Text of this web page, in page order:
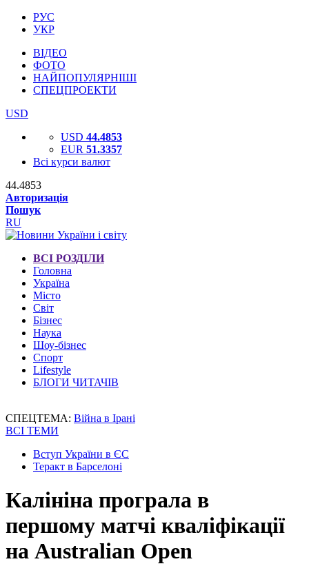
РУС
УКР
ВІДЕО
ФОТО
НАЙПОПУЛЯРНІШІ
СПЕЦПРОЕКТИ
USD
USD 44.4853
EUR 51.3357
Всі курси валют
44.4853
Авторизація
Пошук
RU
ВСІ РОЗДІЛИ
Головна
Україна
Місто
Світ
Бізнес
Наука
Шоу-бізнес
Спорт
Lifestyle
БЛОГИ ЧИТАЧІВ
СПЕЦТЕМА: Війна в Ірані
ВСІ ТЕМИ
Вступ України в ЄС
Теракт в Барселоні
Калініна програла в
першому матчі кваліфікації
на Australian Open